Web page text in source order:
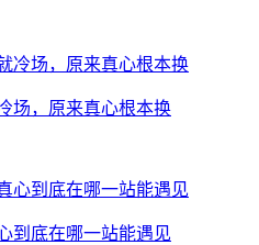
场，原来真心根本换
到底在哪一站能遇见